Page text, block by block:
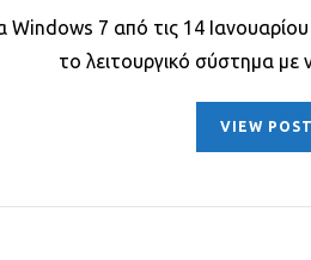
Windows 7 από τις 14
το λειτουργικό σύστημα με
VIEW POST